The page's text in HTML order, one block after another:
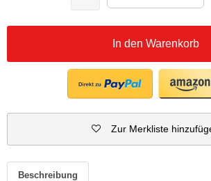
In den Warenkorb
Zur Merkliste
Beschreibung